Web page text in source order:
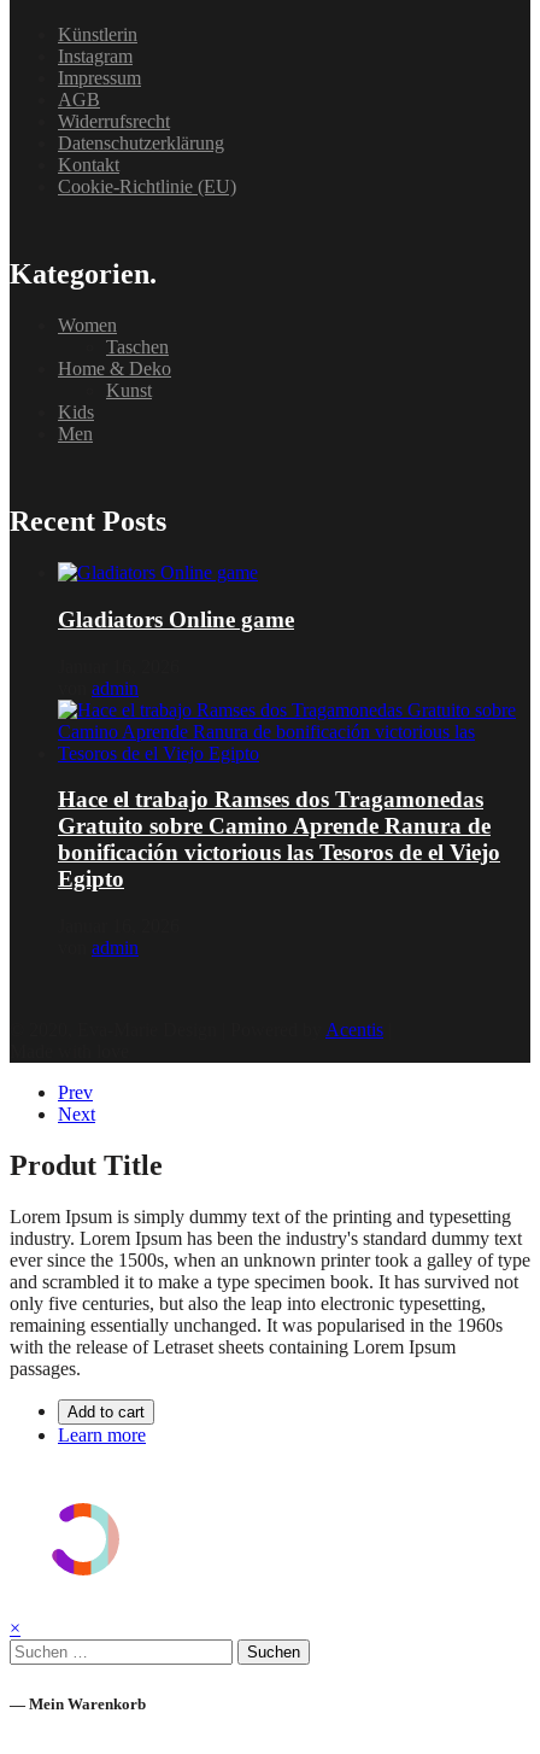
Künstlerin
Instagram
Impressum
AGB
Widerrufsrecht
Datenschutzerklärung
Kontakt
Cookie-Richtlinie (EU)
Kategorien.
Women
Taschen
Home & Deko
Kunst
Kids
Men
Recent Posts
Gladiators Online game
admin
Hace el trabajo Ramses dos Tragamonedas
Gratuito sobre Camino Aprende Ranura de
bonificación victorious las Tesoros de el Viejo
Egipto
admin
Acentis
Prev
Next
Produt Title
Lorem Ipsum is simply dummy text of the printing and typesetting
industry. Lorem Ipsum has been the industry's standard dummy text
ever since the 1500s, when an unknown printer took a galley of type
and scrambled it to make a type specimen book. It has survived not
only five centuries, but also the leap into electronic typesetting,
remaining essentially unchanged. It was popularised in the 1960s
with the release of Letraset sheets containing Lorem Ipsum
passages.
Add to cart
Learn more
×
Suchen
nach:
— Mein Warenkorb